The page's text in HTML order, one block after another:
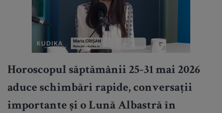
Horoscopul săptămânii 25-31 mai 2026
aduce schimbări rapide, conversații
importante și o Lună Albastră în